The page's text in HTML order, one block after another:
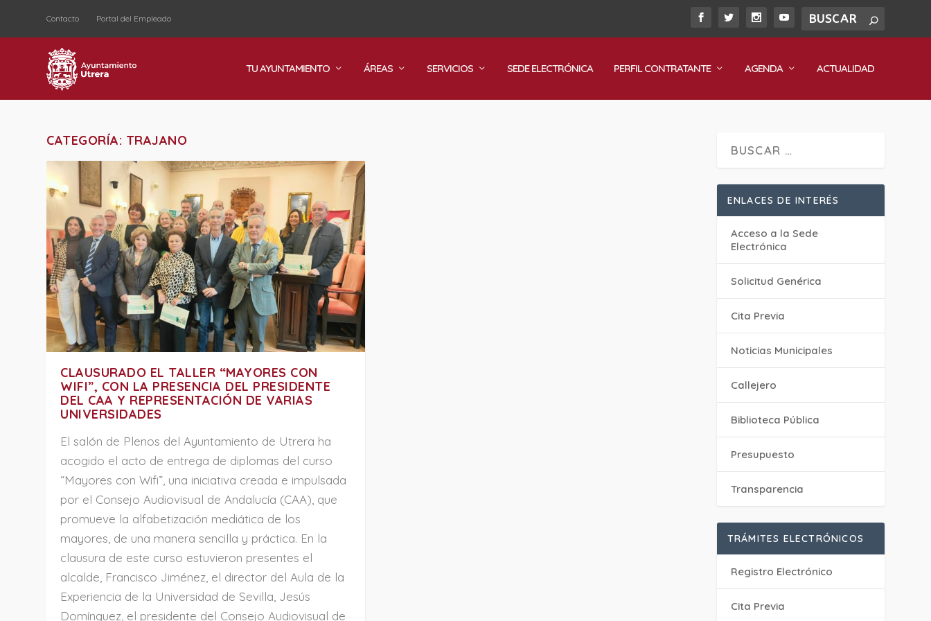
Contacto Portal del Empleado
TU AYUNTAMIENTO ÁREAS SERVICIOS SEDE ELECTRÓNICA PERFIL CONTRATANTE AGENDA ACTUALIDAD
CATEGORÍA: TRAJANO
CLAUSURADO EL TALLER “MAYORES CON
WIFI”, CON LA PRESENCIA DEL PRESIDENTE
DEL CAA Y REPRESENTACIÓN DE VARIAS
UNIVERSIDADES
El salón de Plenos del Ayuntamiento de Utrera ha
acogido el acto de entrega de diplomas del curso
“Mayores con Wifi”, una iniciativa creada e impulsada
por el Consejo Audiovisual de Andalucía (CAA), que
promueve la alfabetización mediática de los
mayores, de una manera sencilla y práctica. En la
clausura de este curso estuvieron presentes el
alcalde, Francisco Jiménez, el director del Aula de la
Experiencia de la Universidad de Sevilla, Jesús
Domínguez, el presidente del Consejo Audiovisual de
ENLACES DE INTERÉS
Acceso a la Sede
Electrónica
Solicitud Genérica
Cita Previa
‎Noticias Municipales
Callejero
Biblioteca Pública
Presupuesto
Transparencia
TRÁMITES ELECTRÓNICOS
Registro Electrónico
Cita Previa